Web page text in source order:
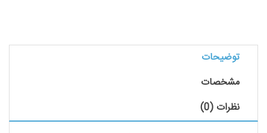
توضیحات
مشخصات
نظرات (0)